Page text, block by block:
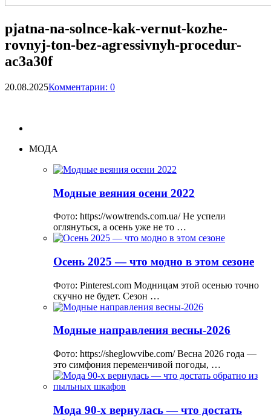
pjatna-na-solnce-kak-vernut-kozhe-
rovnyj-ton-bez-agressivnyh-procedur-
ac3a30f
20.08.2025Комментарии: 0
МОДА
Модные веяния осени 2022
Фото: https://wowtrends.com.ua/ Не успели
оглянуться, а осень уже не то …
Осень 2025 — что модно в этом сезоне
Фото: Pinterest.com Модницам этой осенью точно
скучно не будет. Сезон …
Модные направления весны-2026
Фото: https://sheglowvibe.com/ Весна 2026 года —
это симфония переменчивой погоды, …
Мода 90-х вернулась — что достать